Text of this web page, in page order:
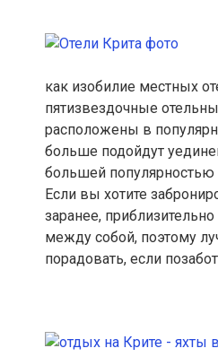
как изобилие местных
пятизвездочные
расположены в
больше подойдут
большей
Если вы хотите
заранее,
между собой, поэтому
порадовать, если